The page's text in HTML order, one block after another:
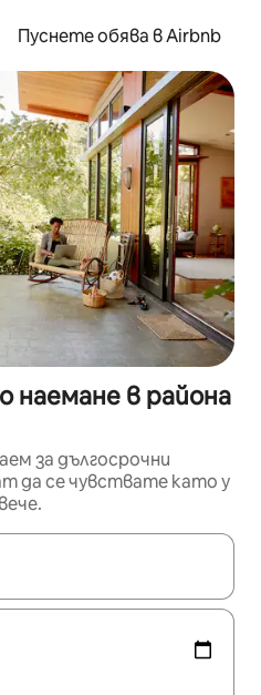
Пуснете обява в Airbnb
наемане в района
за дългосрочни
да се чувствате като у
използвайте